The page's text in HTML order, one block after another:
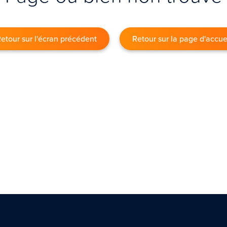
sur l'écran précédent Retour sur la page